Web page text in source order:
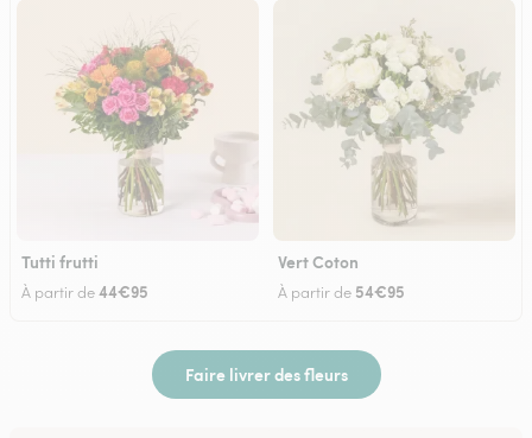
Tutti frutti
À partir de44€95
Vert Coton
À partir de 54€95
Faire livrer des fleurs